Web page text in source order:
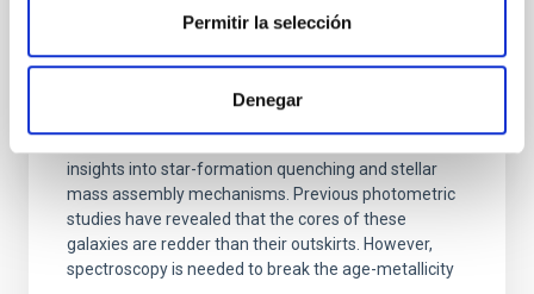
Permitir la selección
Denegar
galaxies at 1.2 ≲ z ≲ 2.2: Age, Fe-, and
SUSPENSE
insights into star-formation quenching and stellar
mass assembly mechanisms. Previous photometric
studies have revealed that the cores of these
galaxies are redder than their outskirts. However,
spectroscopy is needed to break the age-metallicity